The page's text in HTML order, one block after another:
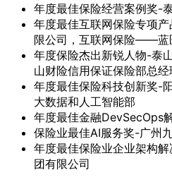
年度最佳保险经营案例奖-
年度最佳互联网保险专项
限公司，互联网保险——蓝
年度保险杰出新锐人物-泰
山财险信用保证保险部总
年度最佳保险科技创新奖-
大数据和人工智能部
年度最佳金融DevSecOps
保险业最佳AI服务奖-广州
年度最佳保险业企业架构
团有限公司